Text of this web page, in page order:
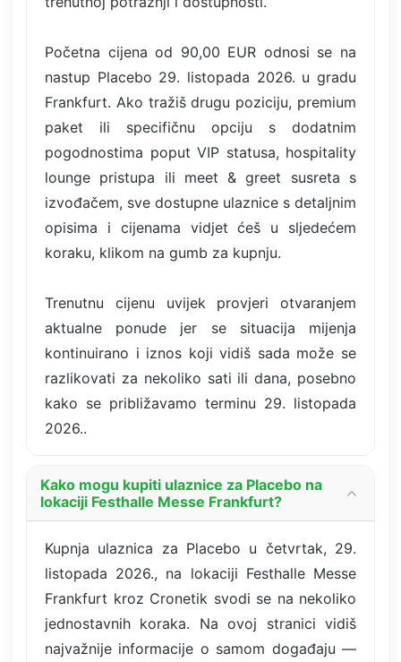
Početna cijena od 90,00 EUR odnosi se na
nastup Placebo 29. listopada 2026. u gradu
Frankfurt. Ako tražiš drugu poziciju, premium
paket ili specifičnu opciju s dodatnim
pogodnostima poput VIP statusa, hospitality
lounge pristupa ili meet & greet susreta s
izvođačem, sve dostupne ulaznice s detaljnim
opisima i cijenama vidjet ćeš u sljedećem
koraku, klikom na gumb za kupnju.
Trenutnu cijenu uvijek provjeri otvaranjem
aktualne ponude jer se situacija mijenja
kontinuirano i iznos koji vidiš sada može se
razlikovati za nekoliko sati ili dana, posebno
kako se približavamo terminu 29. listopada
2026..
Kako mogu kupiti ulaznice za Placebo na
lokaciji Festhalle Messe Frankfurt?
Kupnja ulaznica za Placebo u četvrtak, 29.
listopada 2026., na lokaciji Festhalle Messe
Frankfurt kroz Cronetik svodi se na nekoliko
jednostavnih koraka. Na ovoj stranici vidiš
najvažnije informacije o samom događaju —